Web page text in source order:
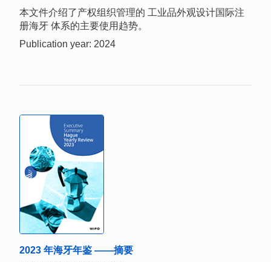
本文件介绍了产权组织管理的 工业品外观设计国际注
册海牙 体系的主要使用趋势。
Publication year: 2024
2023 年海牙年鉴 ——摘要